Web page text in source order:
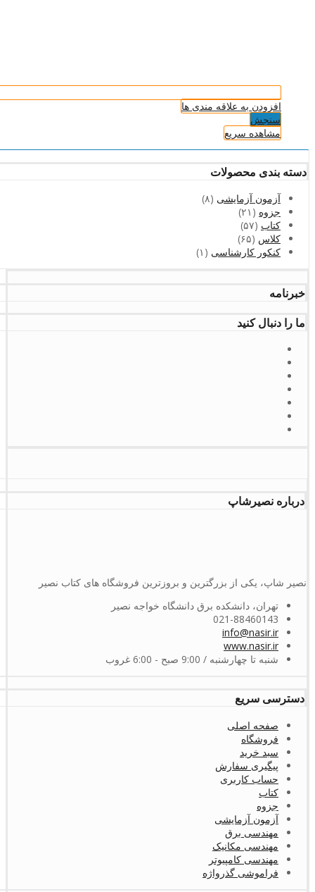
افزودن به علاقه مندی ها
سنجش
مشاهده سریع
دسته بندی محصولات
آزمون آزمایشی (۸)
جزوه (۲۱)
کتاب (۵۷)
کلاس (۶۵)
کنکور کارشناسی (۱)
خبرنامه
ما را دنبال کنید
درباره نصیرشاپ
نصیر شاپ، یکی از بزرگترین و بروزترین فروشگاه های کتاب نصیر
تهران، دانشکده برق دانشگاه خواجه نصیر
021-88460143
info@nasir.ir
www.nasir.ir
شنبه تا چهارشنبه / 9:00 صبح - 6:00 غروب
دسترسی سریع
صفحه اصلی
فروشگاه
سبد خرید
پیگیری سفارش
حساب کاربری
کتاب
جزوه
آزمون آزمایشی
مهندسی برق
مهندسی مکانیک
مهندسی کامپیوتر
فراموشی گذرواژه